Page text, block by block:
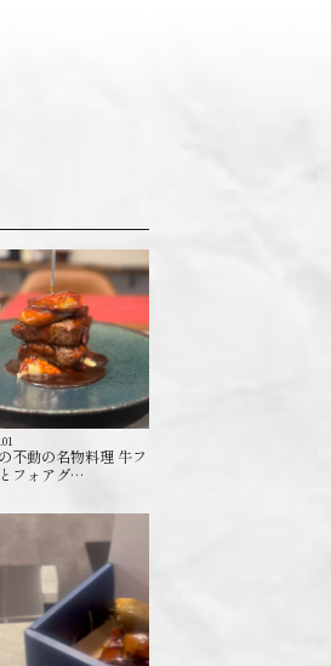
不動の名物料理 牛フ
フォアグ…